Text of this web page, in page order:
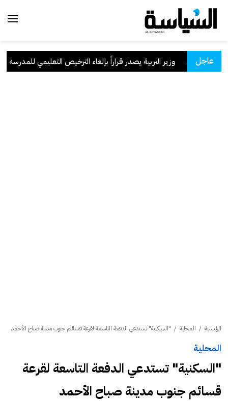
عاجل وزير التربية يصدر قراراً بإلغاء الترخيص التعليمي للمدرسة
الرئيسية / المحلية / "السكنیة" تستدعي الدفعة التاسعة لقرعة قسائم جنوب مدینة صباح الأحمد
المحلية
"السكنیة" تستدعي الدفعة التاسعة لقرعة
قسائم جنوب مدینة صباح الأحمد